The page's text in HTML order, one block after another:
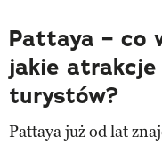
Pattaya – co
jakie atrakcje
turystów?
Pattaya już od lat